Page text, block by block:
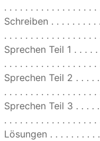
. . . . . . . . . . . . . . . . . .
Schreiben . . . . . . . . .
. . . . . . . . . . . . . . . . . .
Sprechen Teil 1 . . . .
. . . . . . . . . . . . . . . . . .
Sprechen Teil 2 . . . .
. . . . . . . . . . . . . . . . . .
Sprechen Teil 3 . . . .
. . . . . . . . . . . . . . . . . .
Lösungen . . . . . . . . .